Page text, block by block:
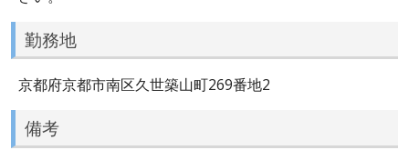
勤務地
京都府京都市南区久世築山町269番地2
備考